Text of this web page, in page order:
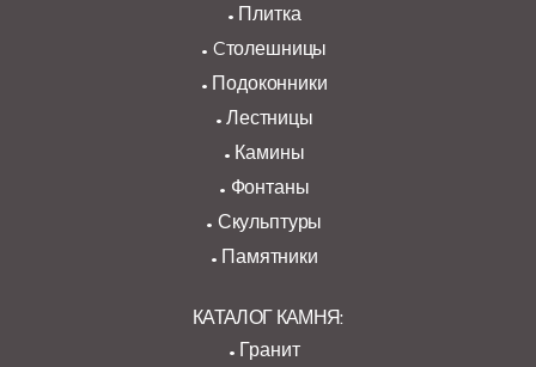
Плитка
Cтолешницы
Подоконники
Лестницы
Камины
Фонтаны
Скульптуры
Памятники
КАТАЛОГ КАМНЯ:
Гранит